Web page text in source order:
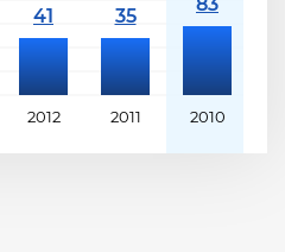
2012 2011 2010